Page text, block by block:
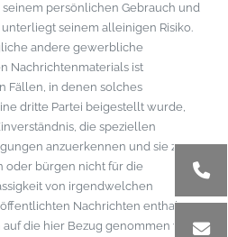
persönlichen Gebrauch und
seinem alleinigen Risiko.
andere gewerbliche
Nachrichtenmaterials ist
Fällen, in denen solches
dritte Partei beigestellt wurde,
die speziellen
anzuerkennen und sie zu
oder bürgen nicht für die
von irgendwelchen
Nachrichten enthalten
die hier Bezug genommen wird.